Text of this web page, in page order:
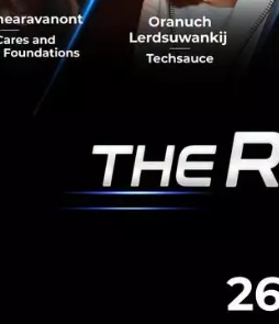
9. ลูกค้าเป็นใหญ่รัฐบาลจะให้คว
วางแผนโครงสร้างพื้นฐานโดยใช้
ยาวหลายแผน โดยมีขีดความสาม
เป็นการใช้ประโยชน์จากการร่ว
กล่าว เนื่องจากโครงการใน EEC
ของรัฐบาล และการนำเทคโนโ